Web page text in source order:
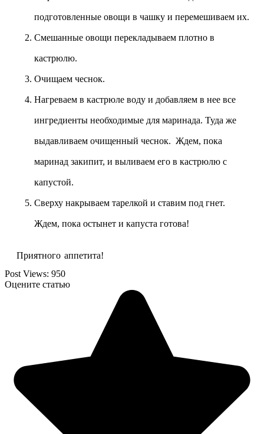
подготовленные овощи в чашку и перемешиваем их.
Смешанные овощи перекладываем плотно в
кастрюлю.
Очищаем чеснок.
Нагреваем в кастрюле воду и добавляем в нее все
ингредиенты необходимые для маринада. Туда же
выдавливаем очищенный чеснок. Ждем, пока
маринад закипит, и выливаем его в кастрюлю с
капустой.
Сверху накрываем тарелкой и ставим под гнет.
Ждем, пока остынет и капуста готова!
Приятного аппетита!
Post Views: 950
Оцените статью